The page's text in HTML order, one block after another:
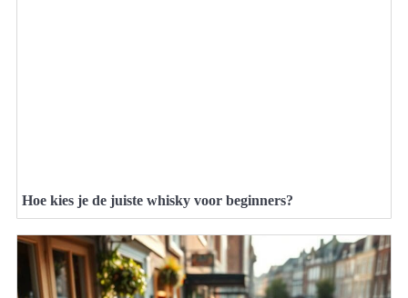
Hoe kies je de juiste whisky voor beginners?